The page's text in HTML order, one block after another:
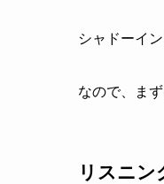
シャドーイ
なので、ま
リスニン